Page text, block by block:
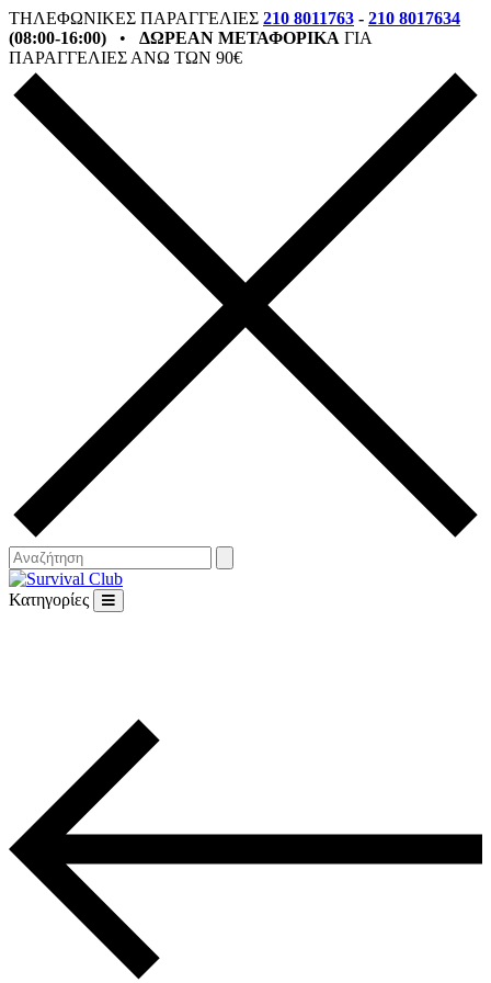
ΤΗΛΕΦΩΝΙΚΕΣ ΠΑΡΑΓΓΕΛΙΕΣ 210 8011763 - 210 8017634
(08:00-16:00) • ΔΩΡΕΑΝ ΜΕΤΑΦΟΡΙΚΑ ΓΙΑ
ΠΑΡΑΓΓΕΛΙΕΣ ΑΝΩ ΤΩΝ 90€
Κατηγορίες